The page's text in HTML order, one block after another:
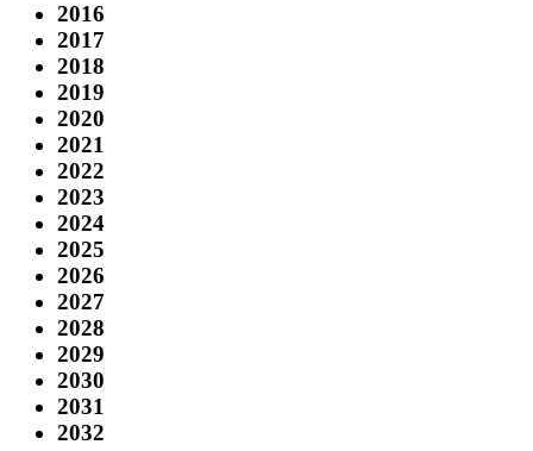
2016
2017
2018
2019
2020
2021
2022
2023
2024
2025
2026
2027
2028
2029
2030
2031
2032